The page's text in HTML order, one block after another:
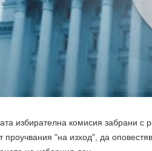
избирателна комисия забрани с
проучвания "на изход", да